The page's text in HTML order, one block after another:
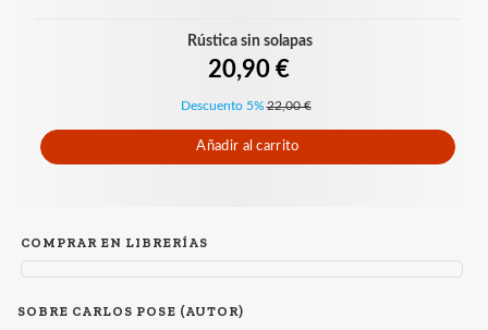
Rústica sin solapas
20,90 €
Descuento 5% 22,00 €
Añadir al carrito
COMPRAR EN LIBRERÍAS
SOBRE CARLOS POSE (AUTOR)